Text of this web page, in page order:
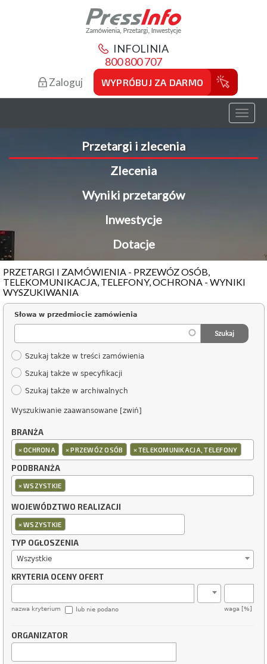
INFOLINIA
800 800 707
Zaloguj WYPRÓBUJ ZA DARMO
Toggle
Przetargi i zlecenia
Zlecenia
Wyniki przetargów
Inwestycje
Dotacje
PRZETARGI I ZAMÓWIENIA - PRZEWÓZ OSÓB,
TELEKOMUNIKACJA, TELEFONY, OCHRONA - WYNIKI
WYSZUKIWANIA
Słowa w przedmiocie zamówienia
Szukaj także w treści zamówienia
Szukaj także w specyfikacji
Szukaj także w archiwalnych
Wyszukiwanie zaawansowane [zwiń]
BRANŻA
×OCHRONA ×PRZEWÓZ OSÓB ×TELEKOMUNIKACJA, TELEFONY
PODBRANŻA
×WSZYSTKIE
WOJEWÓDZTWO REALIZACJI
×WSZYSTKIE
TYP OGŁOSZENIA
Wszystkie
KRYTERIA OCENY OFERT
nazwa kryterium waga [%]
lub nie podano
ORGANIZATOR